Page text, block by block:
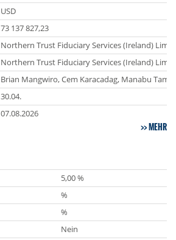
USD
73 137 827,23
Northern Trust Fiduciary Services (Ireland)
Northern Trust Fiduciary Services (Ireland)
Brian Mangwiro, Cem Karacadag, Manabu
30.04.
07.08.2026
MEHR
5,00 %
%
%
Nein